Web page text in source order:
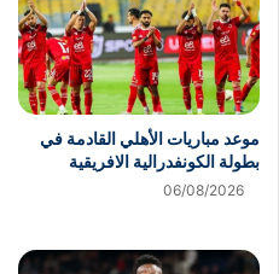
موعد مباريات الأهلي القادمة في
بطولة الكونفدرالية الافريقية
06/08/2026